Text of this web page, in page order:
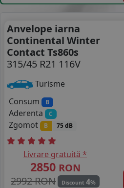
Anvelope iarna
Continental Winter
Contact Ts860s
315/45 R21 116V
Turisme
Consum
B
Aderenta C
Zgomot B 75 dB
Livrare gratuită *
2850 RON
2992 RON
Discount 4%